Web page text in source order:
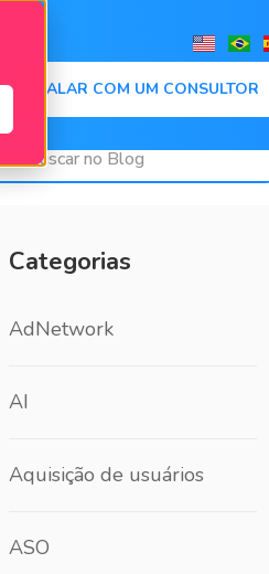
FALAR COM UM CONSULTOR
Categorias
AdNetwork
AI
Aquisição de usuários
ASO